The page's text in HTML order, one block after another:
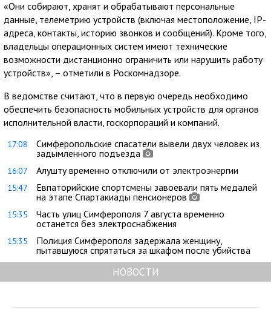
«Они собирают, хранят и обрабатывают персональные
данные, телеметрию устройств (включая местоположение, IP-
адреса, контакты, историю звонков и сообщений). Кроме того,
владельцы операционных систем имеют технические
возможности дистанционно ограничить или нарушить работу
устройств», – отметили в Роскомнадзоре.
В ведомстве считают, что в первую очередь необходимо
обеспечить безопасность мобильных устройств для органов
исполнительной власти, госкорпораций и компаний.
17:08
Симферопольские спасатели вывели двух человек из
задымленного подъезда
16:07 Алушту временно отключили от электроэнергии
15:47
Евпаторийские спортсмены завоевали пять медалей
на этапе Спартакиады пенсионеров
15:35
Часть улиц Симферополя 7 августа временно
останется без электроснабжения
15:35
Полиция Симферополя задержала женщину,
пытавшуюся спрятаться за шкафом после убийства
НОВОСТИ